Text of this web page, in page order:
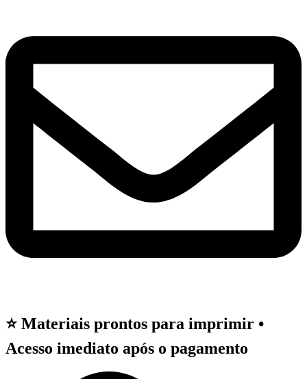
⭐ Materiais prontos para imprimir •
Acesso imediato após o pagamento